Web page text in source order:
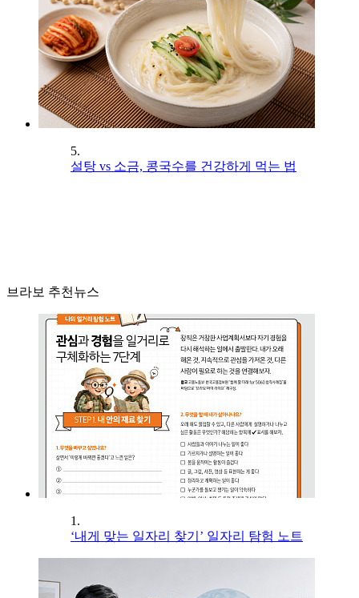
5.
설탕 vs 소금, 콩국수를 건강하게 먹는 법
브라보 추천뉴스
1.
‘내게 맞는 일자리 찾기’ 일자리 탐험 노트